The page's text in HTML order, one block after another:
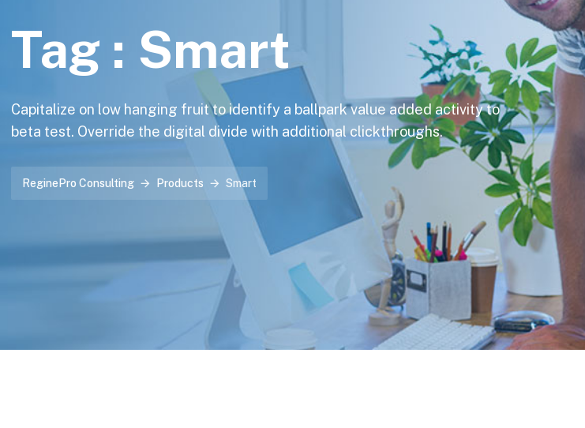
Tag : Smart
Capitalize on low hanging fruit to identify a ballpark value added activity to
beta test. Override the digital divide with additional clickthroughs.
ReginePro Consulting Products Smart